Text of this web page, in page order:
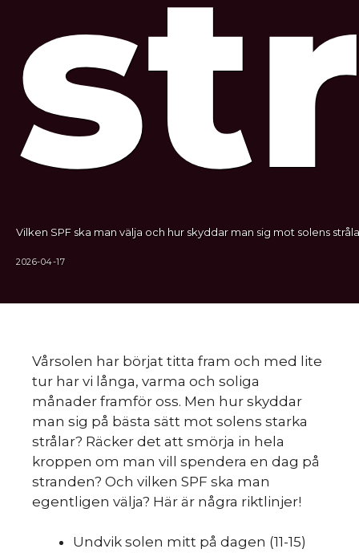
Vilken SPF ska man välja och hur skyddar man sig mot solens
2026-04-17
Vårsolen har börjat titta fram och med lite
tur har vi långa, varma och soliga
månader framför oss. Men hur skyddar
man sig på bästa sätt mot solens starka
strålar? Räcker det att smörja in hela
kroppen om man vill spendera en dag på
stranden? Och vilken SPF ska man
egentligen välja? Här är några riktlinjer!
Undvik solen mitt på dagen (11-15)